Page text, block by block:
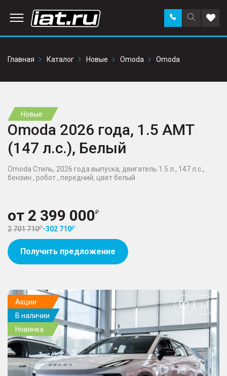
Поиск
по
Заказать
звонок в
Главная
Каталог Новые Omoda Omoda
Новые
Omoda 2026 года, 1.5 AMT
(147 л.с.), Белый
Omoda Стиль, 2026 года выпуска, двигатель 1.5 л., 147 л.с.,
бензин , робот , передний, цвет белый
от 2 399 000
2 701 710 -302 710
Получить предложение
Акции
В наличии
Новинка
Добавить
в
избранное